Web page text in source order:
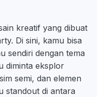
kreatif yang dibuat
Di sini, kamu bisa
sendiri dengan tema
diminta eksplor
semi, dan elemen
standout di antara